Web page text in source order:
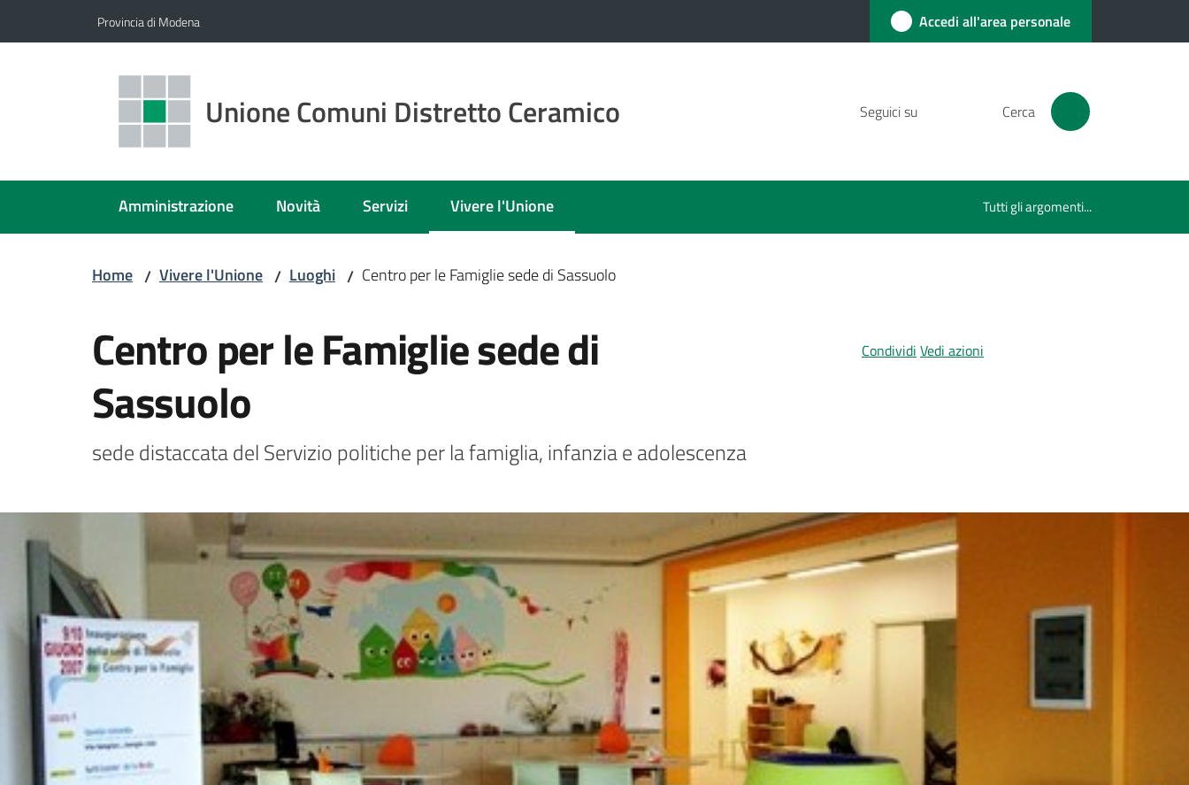
Provincia di Modena Accedi all'area personale
Unione Comuni Distretto Ceramico Seguici su Cerca
Amministrazione Novità Servizi Vivere l'Unione
Menu selezionato Tutti gli argomenti...
Home / Vivere l'Unione / Luoghi / Centro per le Famiglie sede di Sassuolo
Centro per le Famiglie sede di
Sassuolo
sede distaccata del Servizio politiche per la famiglia, infanzia e adolescenza
Condividi Vedi azioni